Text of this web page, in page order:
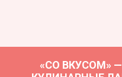
«СО ВКУСОМ»